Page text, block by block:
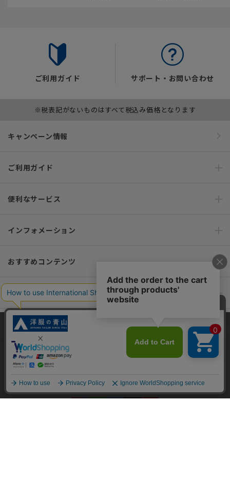
ご利用ガイド サポート・お問い合わせ
※税表記がないものはすべて税込み価格となります
キャンペーン情報
ご利用ガイド
便利なサービス
インフォメーション
おすすめコンテンツ
ポリシー・企業情報
オーダースーツなら SHITATE
OFFICIAL SNS
当サイトでは、快適な閲覧体験とコンテンツ改善のためにCookieを使用
しています。閲覧を続けることで、Cookieの使用に同意したものとみな
します。詳細については
同意して閉じる